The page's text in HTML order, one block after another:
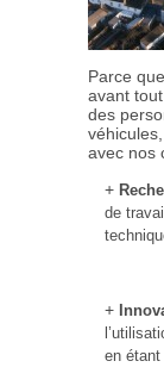
Parce
avant
des
avec nos
de
en étant